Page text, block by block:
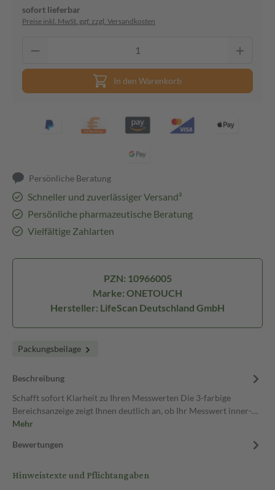
sofort lieferbar
Preise inkl. MwSt. ggf. zzgl. Versandkosten
In den Warenkorb
Persönliche Beratung
Schneller und zuverlässiger Versand³
Persönliche pharmazeutische Beratung
Vielfältige Zahlarten
PZN: 10966005
Marke: ONETOUCH
Hersteller: LifeScan Deutschland GmbH
Packungsbeilage
Beschreibung
Schafft sofort Klarheit zu Ihren Messwerten Die 3-farbige
Bereichsanzeige zeigt Ihnen deutlich an, ob Ihr Messwert inner-…
Mehr
Bewertungen
Hinweistexte und Pflichtangaben